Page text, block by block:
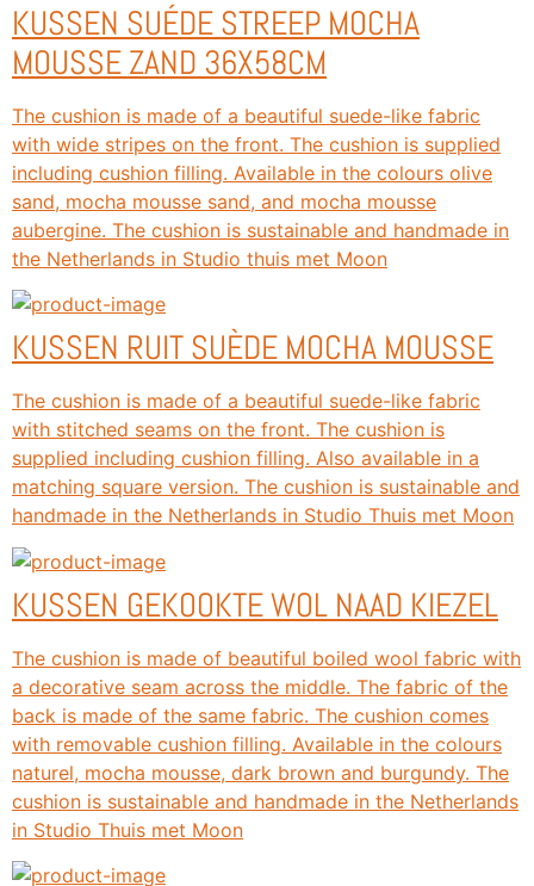
KUSSEN SUÉDE STREEP MOCHA
MOUSSE ZAND 36X58CM
The cushion is made of a beautiful suede-like fabric
with wide stripes on the front. The cushion is supplied
including cushion filling. Available in the colours olive
sand, mocha mousse sand, and mocha mousse
aubergine. The cushion is sustainable and handmade in
the Netherlands in Studio thuis met Moon
KUSSEN RUIT SUÈDE MOCHA MOUSSE
The cushion is made of a beautiful suede-like fabric
with stitched seams on the front. The cushion is
supplied including cushion filling. Also available in a
matching square version. The cushion is sustainable and
handmade in the Netherlands in Studio Thuis met Moon
KUSSEN GEKOOKTE WOL NAAD KIEZEL
The cushion is made of beautiful boiled wool fabric with
a decorative seam across the middle. The fabric of the
back is made of the same fabric. The cushion comes
with removable cushion filling. Available in the colours
naturel, mocha mousse, dark brown and burgundy. The
cushion is sustainable and handmade in the Netherlands
in Studio Thuis met Moon